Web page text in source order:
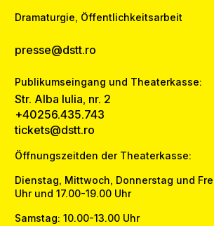
Dramaturgie, Öffentlichkeitsarbeit
presse@dstt.ro
Publikumseingang und Theaterkasse:
Str. Alba Iulia, nr. 2
+40256.435.743
tickets@dstt.ro
Öffnungszeitden der Theaterkasse:
Dienstag, Mittwoch, Donnerstag und
Uhr und 17.00-19.00 Uhr
Samstag: 10.00-13.00 Uhr